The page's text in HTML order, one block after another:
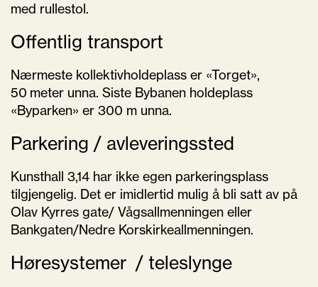
med rullestol.
Offentlig transport
Nærmeste kollektivholdeplass er «Torget»,
50 meter unna. Siste Bybanen holdeplass
«Byparken» er 300 m unna.
Parkering / avleveringssted
Kunsthall 3,14 har ikke egen parkeringsplass
tilgjengelig. Det er imidlertid mulig å bli satt av på
Olav Kyrres gate/ Vågsallmenningen eller
Bankgaten/Nedre Korskirkeallmenningen.
Høresystemer / teleslynge